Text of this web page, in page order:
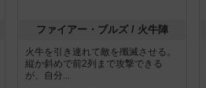
ファイアー・ブルズ / 火牛陣
火牛を引き連れて敵を殲滅させる。
縦か斜めで前2列まで攻撃できる
が、自分...